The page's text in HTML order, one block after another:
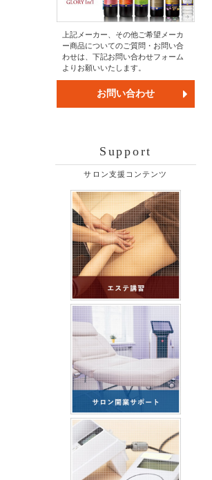
上記メーカー、その他ご希望メーカ
ー商品についてのご質問・お問い合
わせは、下記お問い合わせフォーム
よりお願いいたします。
お問い合わせ
Support
サロン支援コンテンツ